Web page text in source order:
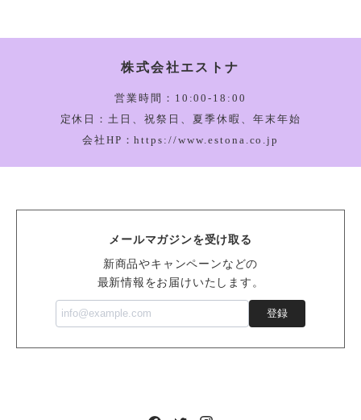
2026/03/05
Vivacious Vegetable Pumpkin_VV6PUM
2026/03/05
Sensational Seafood Mussel_SSEA6M
株式会社エストナ
営業時間：10:00-18:00
定休日：土日、祝祭日、夏季休暇、年末年始
会社HP：https://www.estona.co.jp
メールマガジンを受け取る
新商品やキャンペーンなどの
最新情報をお届けいたします。
登録